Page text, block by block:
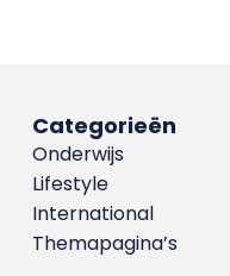
Categorieën
Onderwijs
Lifestyle
International
Themapagina’s